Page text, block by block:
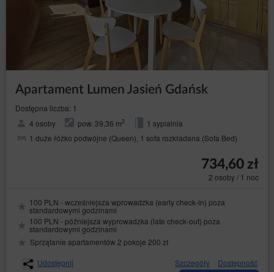
Apartament Lumen Jasień Gdańsk
Dostępna liczba: 1
4 osoby
pow. 39,36 m2
1 sypialnia
1 duże łóżko podwójne (Queen), 1 sofa rozkładana (Sofa Bed)
734,60 zł
2 osoby / 1 noc
100 PLN - wcześniejsza wprowadzka (early check-in) poza
standardowymi godzinami
100 PLN - późniejsza wyprowadzka (late check-out) poza
standardowymi godzinami
Sprzątanie apartamentów 2 pokoje 200 zł
Udostępnij
Szczegóły Dostępność